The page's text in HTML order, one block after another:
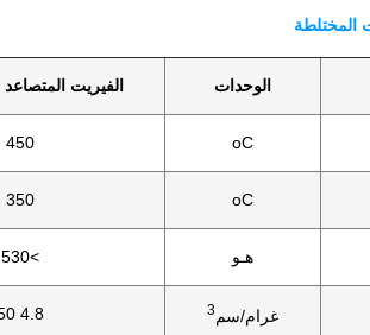
المختلطة
الوحدات الفيريت
oC
450
oC
350
هـو >530
غرام/سم 3
4.8 50